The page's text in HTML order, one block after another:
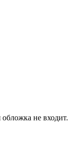
не входит.